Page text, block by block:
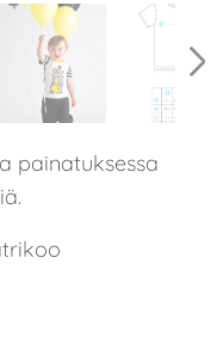
painatuksessa